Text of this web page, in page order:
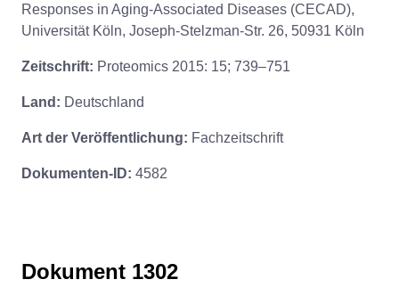
Responses in Aging-Associated Diseases (CECAD),
Universität Köln, Joseph-Stelzman-Str. 26, 50931 Köln
Zeitschrift: Proteomics 2015: 15; 739–751
Land: Deutschland
Art der Veröffentlichung: Fachzeitschrift
Dokumenten-ID: 4582
Dokument 1302